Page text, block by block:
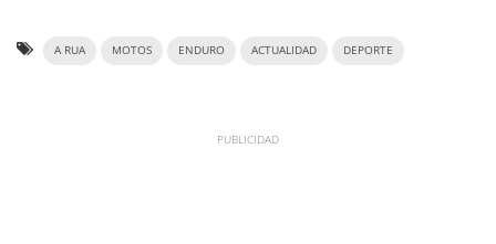
A RUA MOTOS ENDURO ACTUALIDAD DEPORTE